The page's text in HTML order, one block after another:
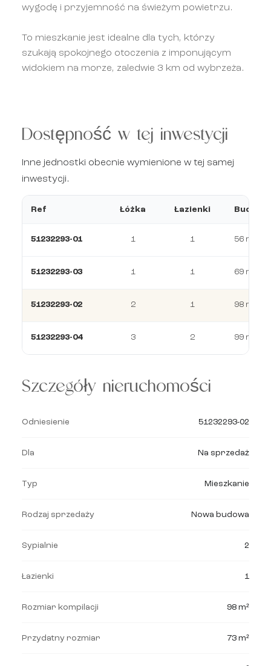
wygodę i przyjemność na świeżym powietrzu.
To mieszkanie jest idealne dla tych, którzy
szukają spokojnego otoczenia z imponującym
widokiem na morze, zaledwie 3 km od wybrzeża.
Dostępność w tej inwestycji
Inne jednostki obecnie wymienione w tej samej
inwestycji.
Ref Łóżka Łazienki Budowa
51232293-01 1 1 56 m²
51232293-03 1 1 69 m²
51232293-02 2 1 98 m²
51232293-04 3 2 99 m²
Szczegóły nieruchomości
Odniesienie 51232293-02
Dla Na sprzedaż
Typ Mieszkanie
Rodzaj sprzedaży Nowa budowa
Sypialnie 2
Łazienki 1
Rozmiar kompilacji 98 m²
Przydatny rozmiar 73 m²